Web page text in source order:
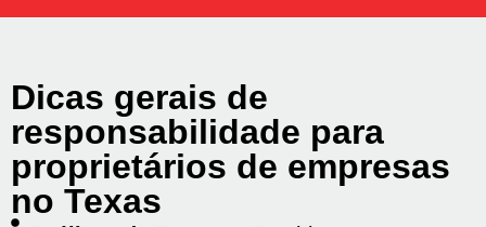
Dicas gerais de
responsabilidade para
proprietários de empresas
no Texas